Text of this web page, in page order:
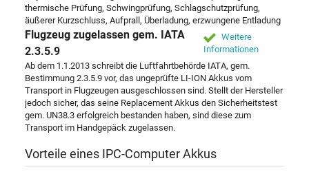
thermische Prüfung, Schwingprüfung, Schlagschutzprüfung,
äußerer Kurzschluss, Aufprall, Überladung, erzwungene Entladung
Flugzeug zugelassen gem. IATA
2.3.5.9
Weitere
Informationen
Ab dem 1.1.2013 schreibt die Luftfahrtbehörde IATA, gem.
Bestimmung 2.3.5.9 vor, das ungeprüfte LI-ION Akkus vom
Transport in Flugzeugen ausgeschlossen sind. Stellt der Hersteller
jedoch sicher, das seine Replacement Akkus den Sicherheitstest
gem. UN38.3 erfolgreich bestanden haben, sind diese zum
Transport im Handgepäck zugelassen.
Vorteile eines IPC-Computer Akkus